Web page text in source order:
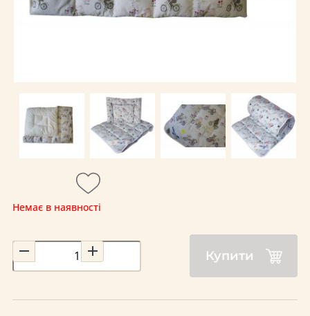
Немає в наявності
Купити